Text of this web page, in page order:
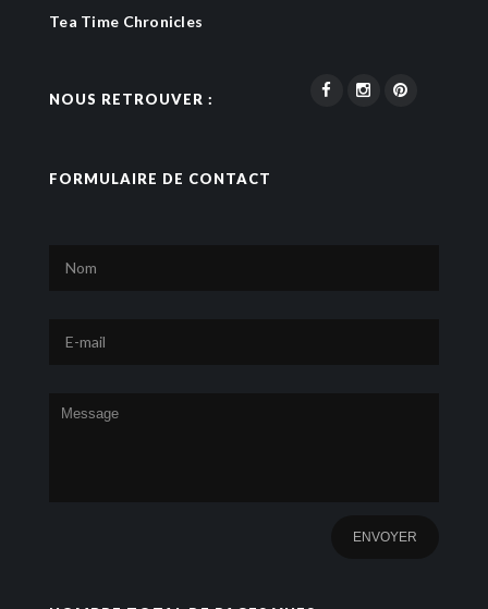
Tea Time Chronicles
NOUS RETROUVER :
FORMULAIRE DE CONTACT